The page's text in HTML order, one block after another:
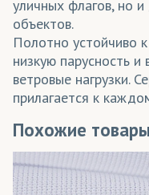
уличных флагов, но
объектов.
Полотно устойчиво
низкую парусность
ветровые нагрузки.
прилагается к
Похожие товары